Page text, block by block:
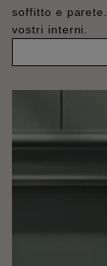
soffitto e
vostri interni.